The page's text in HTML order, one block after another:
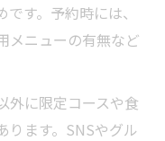
す。予約時には、
メニューの有無など
外に限定コースや食
ります。SNSやグル